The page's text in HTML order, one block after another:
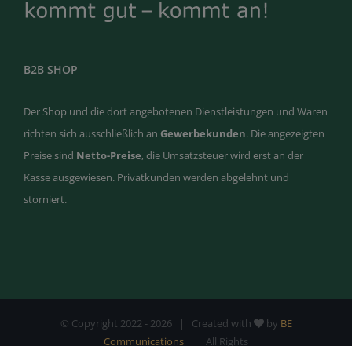
B2B SHOP
Der Shop und die dort angebotenen Dienstleistungen und Waren
richten sich ausschließlich an Gewerbekunden. Die angezeigten
Preise sind Netto-Preise, die Umsatzsteuer wird erst an der
Kasse ausgewiesen. Privatkunden werden abgelehnt und
storniert.
© Copyright 2022 - 2026 | Created with by BE
Communications
| All Rights